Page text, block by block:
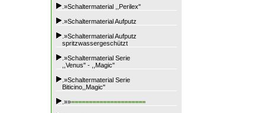
.»Schaltermaterial ,,Perilex"
.»Schaltermaterial Aufputz
.»Schaltermaterial Aufputz
spritzwassergeschützt
.»Schaltermaterial Serie
,,Venus" - ,,Magic"
.»Schaltermaterial Serie
Biticino,,Magic"
.»»=====================